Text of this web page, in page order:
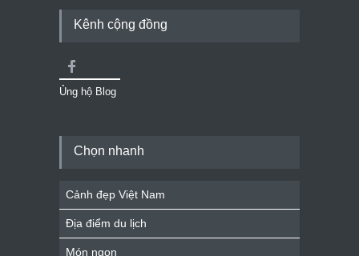
Kênh cộng đồng
Ủng hộ Blog
Chọn nhanh
Cảnh đẹp Việt Nam
Địa điểm du lịch
Món ngon